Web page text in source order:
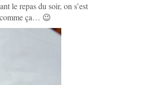
le repas du soir, on s’est
comme ça… 😉